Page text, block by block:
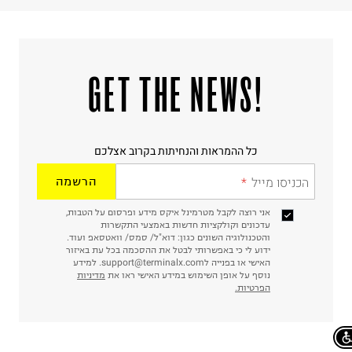
!GET THE NEWS
כל ההמראות והנחיתות בקרוב אצלכם
הכניסו מייל הרשמה
אני רוצה לקבל מטרמינל איקס מידע ופרסום על הטבות,
עדכונים וקולקציות חדשות באמצעי התקשרות
והטכנולוגיה השונים כגון: דוא"ל/ סמס/ וואטסאפ ועוד.
ידוע לי כי באפשרותי לבטל את ההסכמה בכל עת באיזור
האישי או בפנייה לsupport@terminalx.com. למידע
נוסף על אופן השימוש במידע האישי ראו את מדיניות
הפרטיות.